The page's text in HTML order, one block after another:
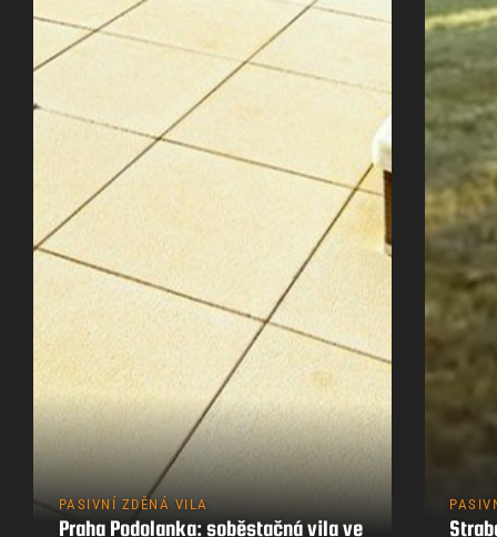
Průvodce stavbou
O ateliéru
Řekli o nás
Kontakty
PASIVNÍ ZDĚNÁ VILA
Praha Podolanka: soběstačná vila ve